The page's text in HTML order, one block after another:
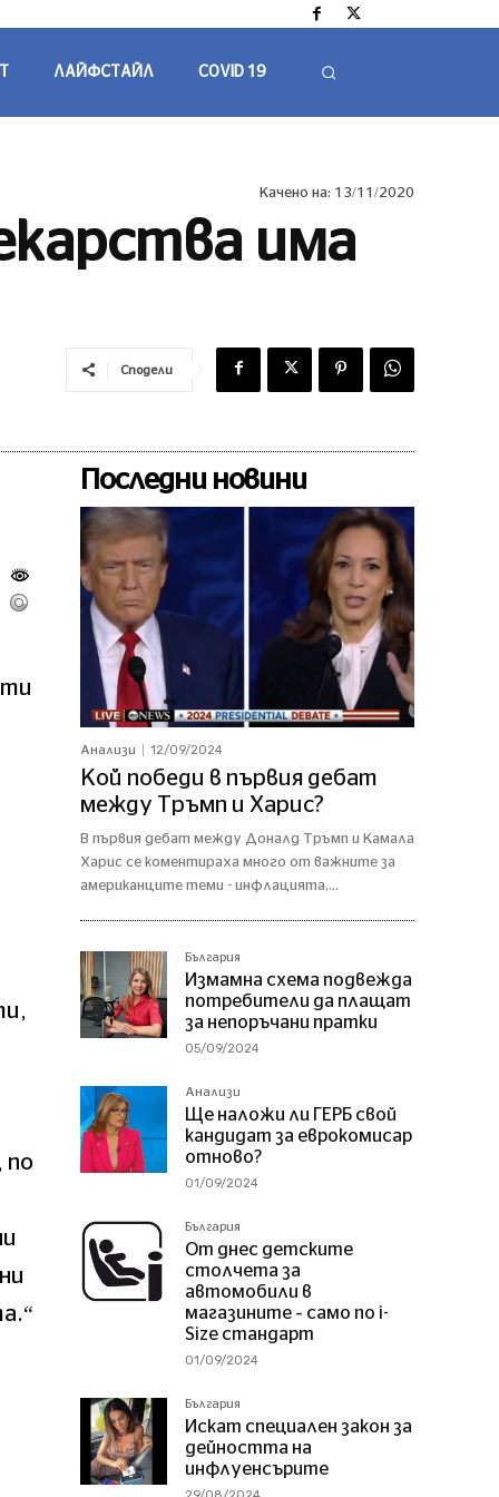
ЛАЙФСТАЙЛ COVID 19
Качено на: 13/11/2020
има
Сподели
по
Последни новини
Анализи 12/09/2024
Кой победи в първия дебат
между Тръмп и Харис?
В първия дебат между Доналд Тръмп и Камала
Харис се коментираха много от важните за
американците теми - инфлацията,...
България
Измамна схема подвежда
потребители да плащат
за непоръчани пратки
05/09/2024
Анализи
Ще наложи ли ГЕРБ свой
кандидат за еврокомисар
отново?
01/09/2024
България
От днес детските
столчета за
автомобили в
магазините – само по i-
Size стандарт
01/09/2024
България
Искат специален закон за
дейността на
инфлуенсърите